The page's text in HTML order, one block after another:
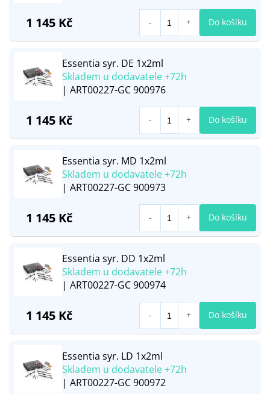
1 145 Kč Do košíku
Essentia syr. DE 1x2ml
Skladem u dodavatele +72h
| ART00227-GC 900976
1 145 Kč Do košíku
Essentia syr. MD 1x2ml
Skladem u dodavatele +72h
| ART00227-GC 900973
1 145 Kč Do košíku
Essentia syr. DD 1x2ml
Skladem u dodavatele +72h
| ART00227-GC 900974
1 145 Kč Do košíku
Essentia syr. LD 1x2ml
Skladem u dodavatele +72h
| ART00227-GC 900972